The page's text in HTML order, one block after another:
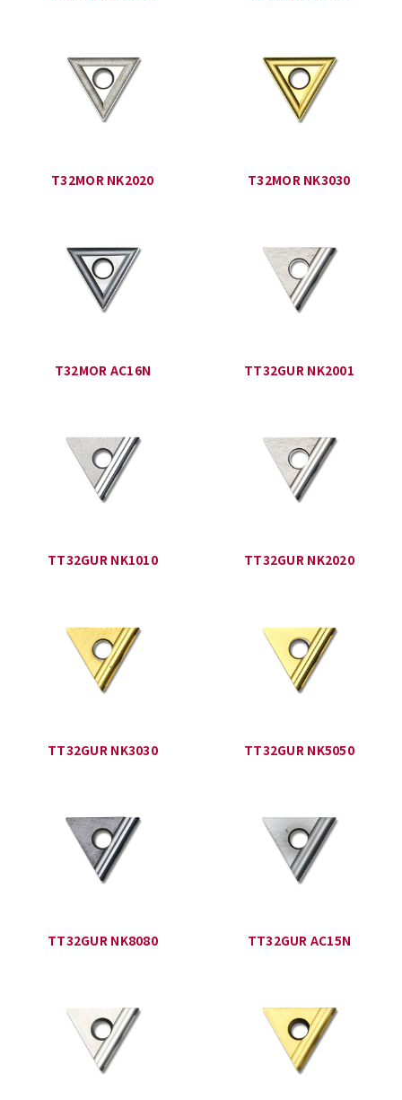
T32MOR NK2020 T32MOR NK3030
T32MOR AC16N TT32GUR NK2001
TT32GUR NK1010 TT32GUR NK2020
TT32GUR NK3030 TT32GUR NK5050
TT32GUR NK8080 TT32GUR AC15N